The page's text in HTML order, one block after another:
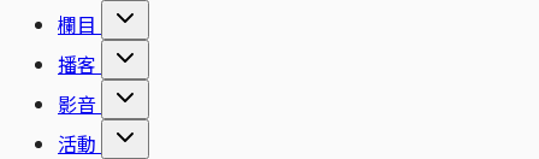
欄目
播客
影音
活動